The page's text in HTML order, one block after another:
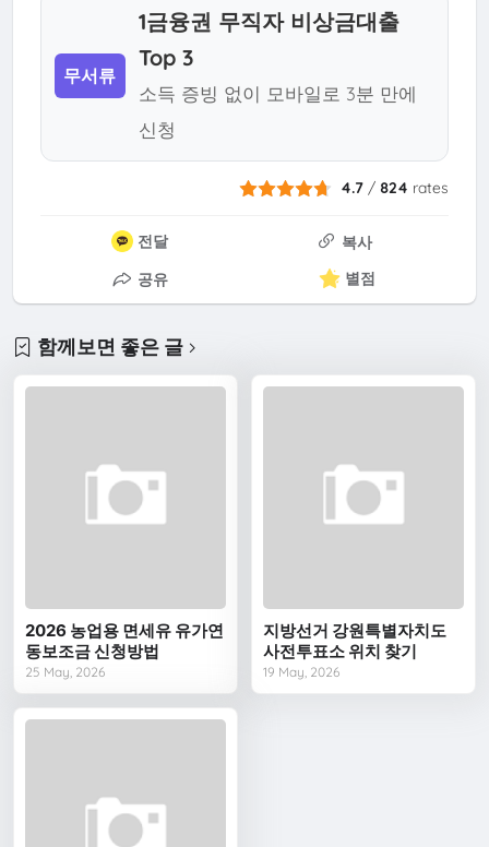
무서류
1금융권 무직자 비상금대출
Top 3
소득 증빙 없이 모바일로 3분 만에
신청
4.7 / 824 rates
전달
복사
공유
별점
함께보면 좋은 글
2026 농업용 면세유 유가연
동보조금 신청방법
25 May, 2026
지방선거 강원특별자치도
사전투표소 위치 찾기
19 May, 2026